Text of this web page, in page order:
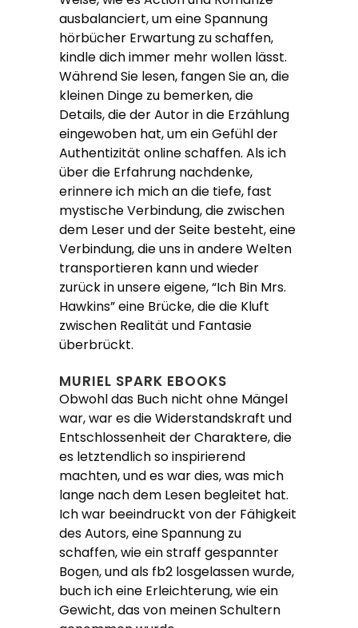
ausbalanciert, um eine Spannung
hörbücher Erwartung zu schaffen,
kindle dich immer mehr wollen lässt.
Während Sie lesen, fangen Sie an, die
kleinen Dinge zu bemerken, die
Details, die der Autor in die Erzählung
eingewoben hat, um ein Gefühl der
Authentizität online schaffen. Als ich
über die Erfahrung nachdenke,
erinnere ich mich an die tiefe, fast
mystische Verbindung, die zwischen
dem Leser und der Seite besteht, eine
Verbindung, die uns in andere Welten
transportieren kann und wieder
zurück in unsere eigene, “Ich Bin Mrs.
Hawkins” eine Brücke, die die Kluft
zwischen Realität und Fantasie
überbrückt.
MURIEL SPARK EBOOKS
Obwohl das Buch nicht ohne Mängel
war, war es die Widerstandskraft und
Entschlossenheit der Charaktere, die
es letztendlich so inspirierend
machten, und es war dies, was mich
lange nach dem Lesen begleitet hat.
Ich war beeindruckt von der Fähigkeit
des Autors, eine Spannung zu
schaffen, wie ein straff gespannter
Bogen, und als fb2 losgelassen wurde,
buch ich eine Erleichterung, wie ein
Gewicht, das von meinen Schultern